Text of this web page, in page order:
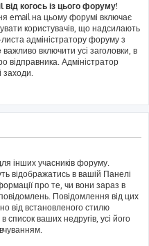
когось із цього форуму!
email на цьому форумі включає
користувачів, що надсилають
адміністратору форуму з
включити усі заголовки, в
відправника. Адміністратор
заходи.
інших учасників форуму.
відображатись в вашій Панелі
про те, чи вони зараз в
Повідомлення від цих
від встановленого стилю
ваших недругів, усі його